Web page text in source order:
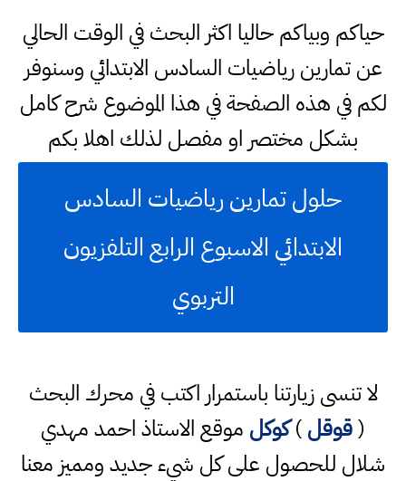
حياكم وبياكم حاليا اكثر البحث في الوقت الحالي
عن تمارين رياضيات السادس الابتدائي وسنوفر
لكم في هذه الصفحة في هذا الموضوع شرح كامل
بشكل مختصر او مفصل لذلك اهلا بكم
حلول تمارين رياضيات السادس
الابتدائي الاسبوع الرابع التلفزيون
التربوي
لا تنسى زيارتنا باستمرار اكتب في محرك البحث
(قوقل)كوكل موقع الاستاذ احمد مهدي
شلال للحصول على كل شيء جديد ومميز معنا